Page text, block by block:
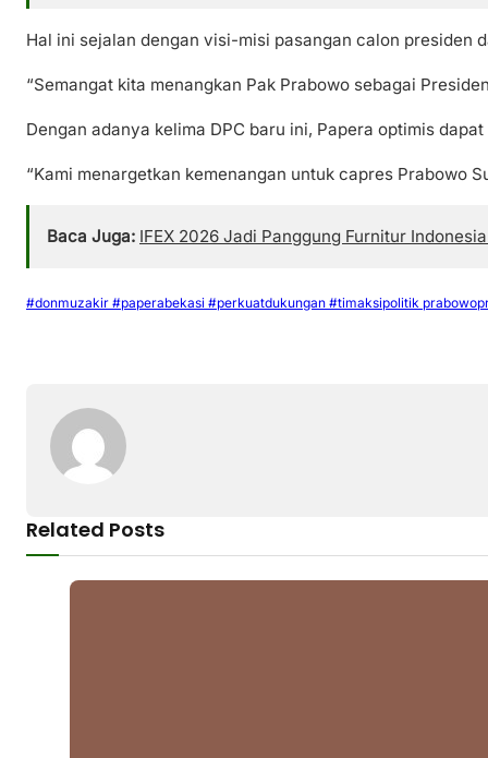
Hal ini sejalan dengan visi-misi pasangan calon presiden
“Semangat kita menangkan Pak Prabowo sebagai
Dengan adanya kelima DPC baru ini, Papera optimis
“Kami menargetkan kemenangan untuk capres Prabowo
Baca Juga: IFEX 2026 Jadi Panggung Furnitur
#donmuzakir #paperabekasi #perkuatdukungan #timaksipolitik
Related Posts